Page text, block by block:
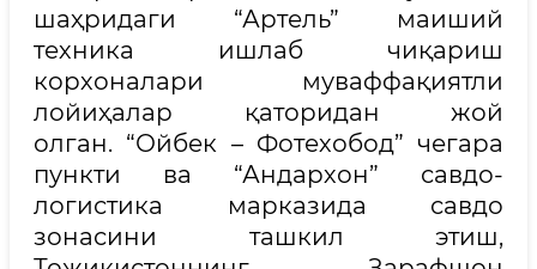
шаҳридаги “Артель” маиший
техника ишлаб чиқариш
корхоналари муваффақиятли
лойиҳалар қаторидан жой
олган. “Ойбек – Фотехобод” чегара
пункти ва “Андархон” савдо-
логистика марказида савдо
зонасини ташкил этиш,